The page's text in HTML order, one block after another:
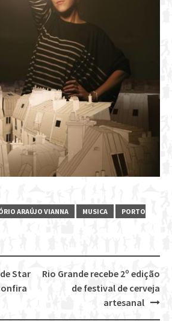
ARAÚJO VIANNA MUSICA
PORTO
Rio Grande recebe 2º edição
de festival de cerveja
artesanal
Star